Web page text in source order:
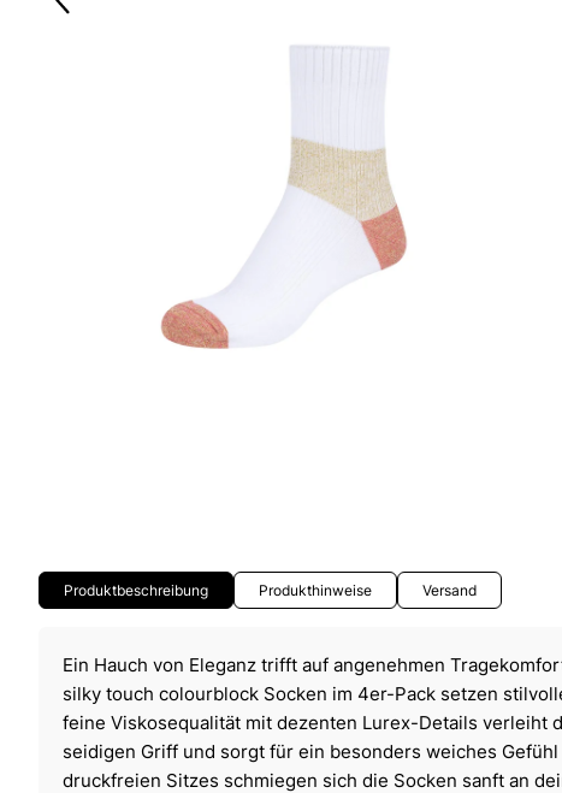
Produktbeschreibung Produkthinweise Versand
Ein Hauch von Eleganz trifft auf angenehmen
silky touch colourblock Socken im 4er-Pack setzen
feine Viskosequalität mit dezenten Lurex-Details verleiht
seidigen Griff und sorgt für ein besonders weiches Gefühl
druckfreien Sitzes schmiegen sich die Socken sanft an